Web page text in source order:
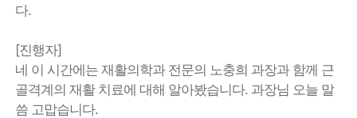
다.
[진행자]
네 이 시간에는 재활의학과 전문의 노충희 과장과 함께 근
골격계의 재활 치료에 대해 알아봤습니다. 과장님 오늘 말
씀 고맙습니다.